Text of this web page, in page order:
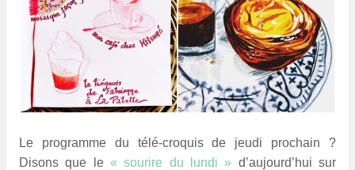
Le programme du télé-croquis de jeudi prochain ?
Disons que le « sourire du lundi » d’aujourd’hui sur